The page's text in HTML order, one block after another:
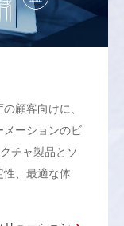
顧客向けに、
メーションのビ
チャ製品とソ
性、最適な体